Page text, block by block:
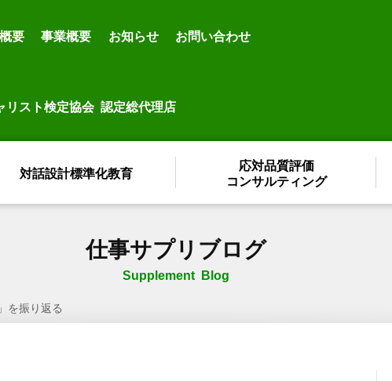
要 事業概要 お知らせ お問い合わせ
リスト検定協会 認定総代理店
対話設計標準化教育
応対品質評価
コンサルティング
仕事サプリブログ
Supplement Blog
を振り返る